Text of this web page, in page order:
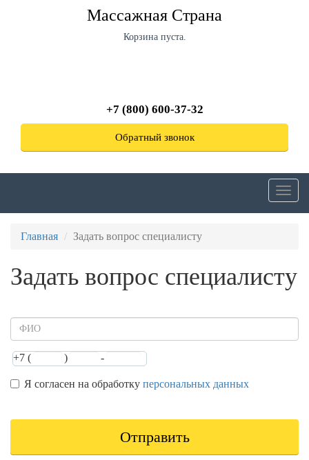
Массажная Страна
Корзина пуста.
+7 (800) 600-37-32
Обратный звонок
Главная Задать вопрос специалисту
Задать вопрос специалисту
Имя
+7 (
part
)
part
-
part
Я согласен на обработку персональных данных
Отправить